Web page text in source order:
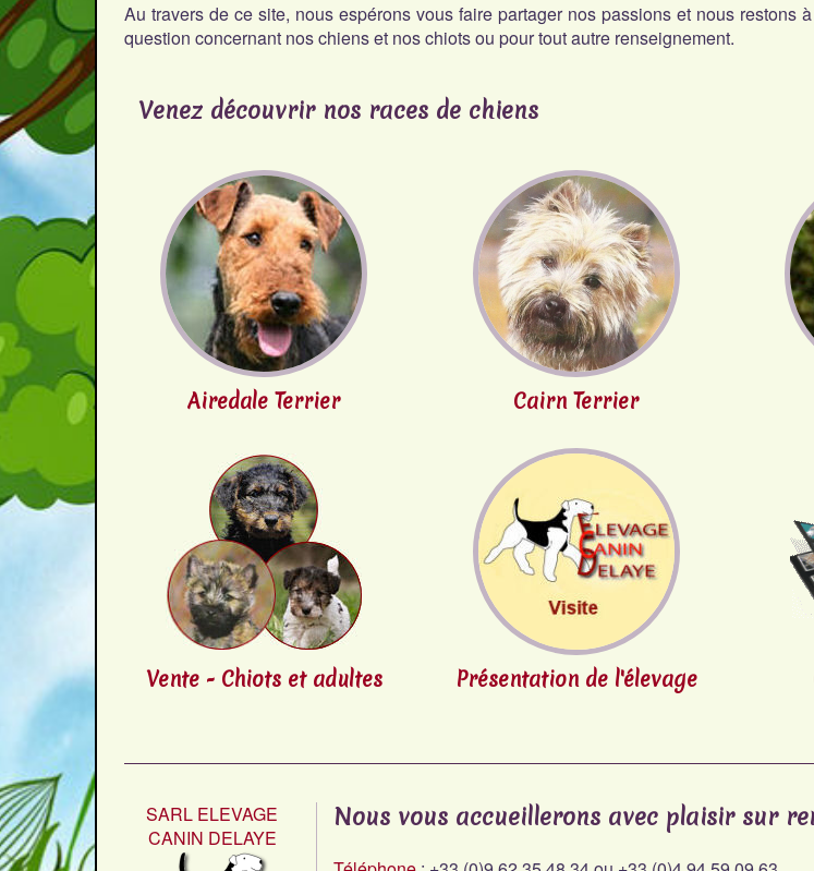
Au travers de ce site, nous espérons vous faire partager nos passions et nous restons
question concernant nos chiens et nos chiots ou pour tout autre renseignement.
Venez découvrir nos races de chiens
AiredaleTerrier Cairn Terrier
Vente - Chiots et adultes Présentation de l'élevage
SARL ELEVAGE
CANIN DELAYE
Nous vous accueillerons avec plaisir sur